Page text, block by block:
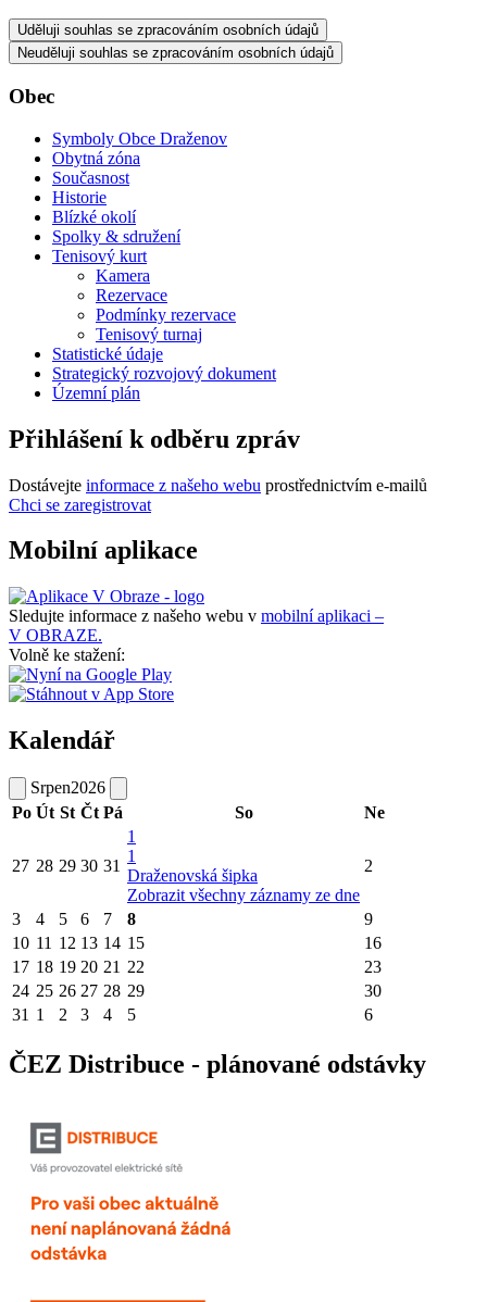
Uděluji souhlas se zpracováním osobních údajů
Neuděluji souhlas se zpracováním osobních údajů
Obec
Symboly Obce Draženov
Obytná zóna
Současnost
Historie
Blízké okolí
Spolky & sdružení
Tenisový kurt
Kamera
Rezervace
Podmínky rezervace
Tenisový turnaj
Statistické údaje
Strategický rozvojový dokument
Územní plán
Přihlášení k odběru zpráv
Dostávejte informace z našeho webu prostřednictvím e-mailů
Chci se zaregistrovat
Mobilní aplikace
Sledujte informace z našeho webu v mobilní aplikaci –
V OBRAZE.
Volně ke stažení:
Kalendář
Srpen2026
Po Út St Čt Pá So Ne
27 28 29 30 31
1
1
Draženovská šipka
Zobrazit všechny záznamy ze dne
2
3 4 5 6 7 8
9
10 11 12 13 14 15
16
17 18 19 20 21 22
23
24 25 26 27 28 29
30
31 1 2 3 4 5 6
ČEZ Distribuce - plánované odstávky